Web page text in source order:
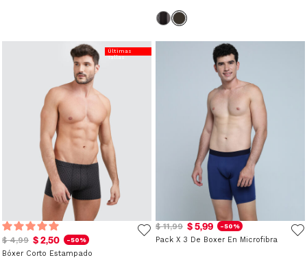
Últimas
Tallas
$ 4,99 $ 2,50 -50%
Bóxer Corto Estampado
$ 11,99 $ 5,99 -50%
Pack X 3 De Boxer En Microfibra